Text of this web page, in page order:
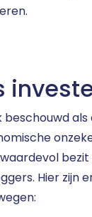
beschouwd
Hier zijn